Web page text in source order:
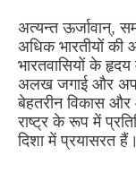
अत्यन्त ऊर्जावान्,
अधिक भारतीयों
भारतवासियों के
अलख जगाई और
बेहतरीन विकास
राष्ट्र के रूप में
दिशा में प्रयासरत हैं।